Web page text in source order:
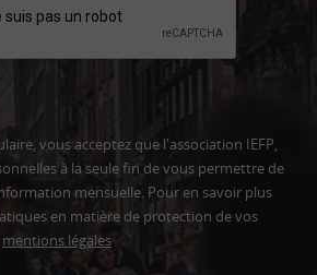
vous acceptez que l'association IEFP,
à la seule fin de vous permettre de
mensuelle. Pour en savoir plus
en matière de protection de vos
mentions légales